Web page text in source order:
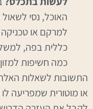
האוכל, נסי
למרקם או
כללית בפה, למשל
כמה חשיפות
התשובות לשאלות האלה
או מוטורית שמפריעה